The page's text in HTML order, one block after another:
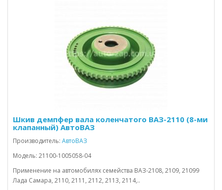
Шкив демпфер вала коленчатого ВАЗ-2110 (8-ми
клапанный) АвтоВАЗ
Производитель: АвтоВАЗ
Модель: 21100-1005058-04
Применение на автомобилях семейства ВАЗ-2108, 2109, 21099
Лада Самара, 2110, 2111, 2112, 2113, 2114,..